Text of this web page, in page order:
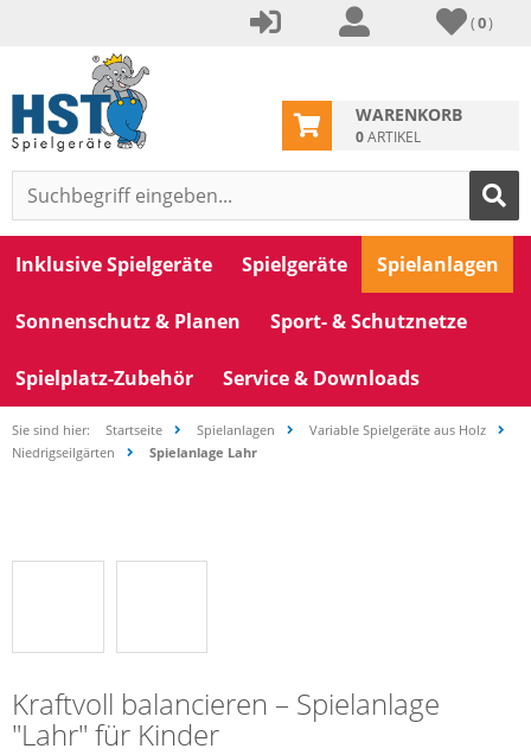
(0)
WARENKORB
0ARTIKEL
Inklusive Spielgeräte Spielgeräte Spielanlagen
Sonnenschutz & Planen Sport- & Schutznetze
Spielplatz-Zubehör Service & Downloads
Sie sind hier: Startseite Spielanlagen
Variable Spielgeräte aus Holz
Niedrigseilgärten
Spielanlage Lahr
Kraftvoll balancieren – Spielanlage
"Lahr" für Kinder